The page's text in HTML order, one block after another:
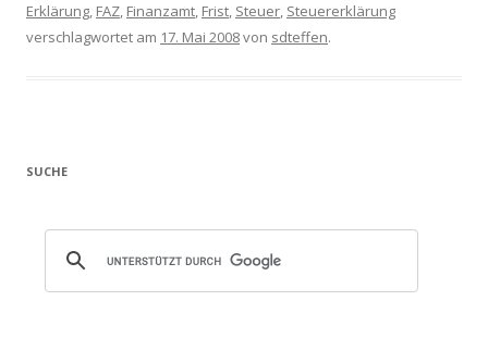
Erklärung, FAZ, Finanzamt, Frist, Steuer, Steuererklärung
verschlagwortet am 17. Mai 2008von sdteffen.
SUCHE